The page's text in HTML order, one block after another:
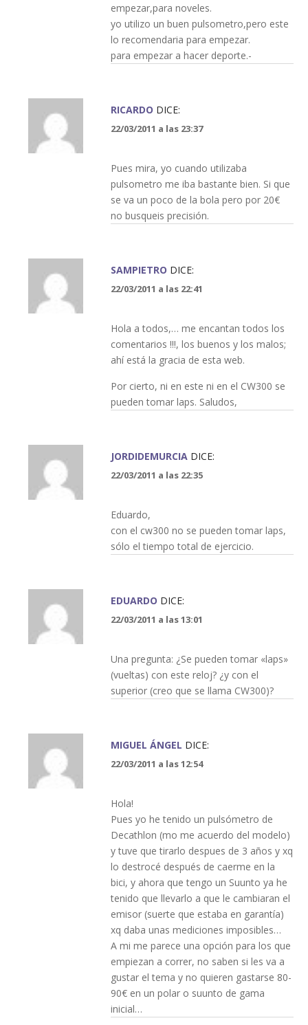
empezar,para noveles.
yo utilizo un buen pulsometro,pero este
lo recomendaria para empezar.
para empezar a hacer deporte.-
RICARDO DICE:
22/03/2011 a las 23:37
Pues mira, yo cuando utilizaba
pulsometro me iba bastante bien. Si que
se va un poco de la bola pero por 20€
no busqueis precisión.
SAMPIETRO DICE:
22/03/2011 a las 22:41
Hola a todos,… me encantan todos los
comentarios !!!, los buenos y los malos;
ahí está la gracia de esta web.
Por cierto, ni en este ni en el CW300 se
pueden tomar laps. Saludos,
JORDIDEMURCIA DICE:
22/03/2011 a las 22:35
Eduardo,
con el cw300 no se pueden tomar laps,
sólo el tiempo total de ejercicio.
EDUARDO DICE:
22/03/2011 a las 13:01
Una pregunta: ¿Se pueden tomar «laps»
(vueltas) con este reloj? ¿y con el
superior (creo que se llama CW300)?
MIGUEL ÁNGEL DICE:
22/03/2011 a las 12:54
Hola!
Pues yo he tenido un pulsómetro de
Decathlon (mo me acuerdo del modelo)
y tuve que tirarlo despues de 3 años y xq
lo destrocé después de caerme en la
bici, y ahora que tengo un Suunto ya he
tenido que llevarlo a que le cambiaran el
emisor (suerte que estaba en garantía)
xq daba unas mediciones imposibles…
A mi me parece una opción para los que
empiezan a correr, no saben si les va a
gustar el tema y no quieren gastarse 80-
90€ en un polar o suunto de gama
inicial…